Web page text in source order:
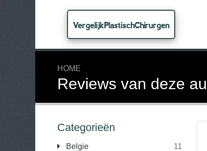
VergelijkPlastischChirurgen
HOME
Reviews van deze
Categorieën
Belgie 11